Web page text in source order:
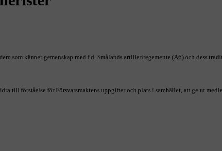
som känner gemenskap med f.d. Smålands artilleriregemente (A6) och dess
till förståelse för Försvarsmaktens uppgifter och plats i samhället, att ge ut